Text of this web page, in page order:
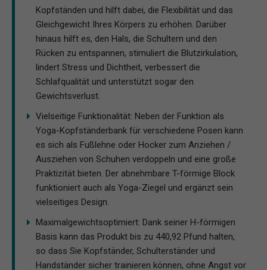
Kopfständen und hilft dabei, die Flexibilität und das
Gleichgewicht Ihres Körpers zu erhöhen. Darüber
hinaus hilft es, den Hals, die Schultern und den
Rücken zu entspannen, stimuliert die Blutzirkulation,
lindert Stress und Dichtheit, verbessert die
Schlafqualität und unterstützt sogar den
Gewichtsverlust.
Vielseitige Funktionalität: Neben der Funktion als
Yoga-Kopfständerbank für verschiedene Posen kann
es sich als Fußlehne oder Hocker zum Anziehen /
Ausziehen von Schuhen verdoppeln und eine große
Praktizität bieten. Der abnehmbare T-förmige Block
funktioniert auch als Yoga-Ziegel und ergänzt sein
vielseitiges Design.
Maximalgewichtsoptimiert: Dank seiner H-förmigen
Basis kann das Produkt bis zu 440,92 Pfund halten,
so dass Sie Kopfständer, Schulterständer und
Handständer sicher trainieren können, ohne Angst vor